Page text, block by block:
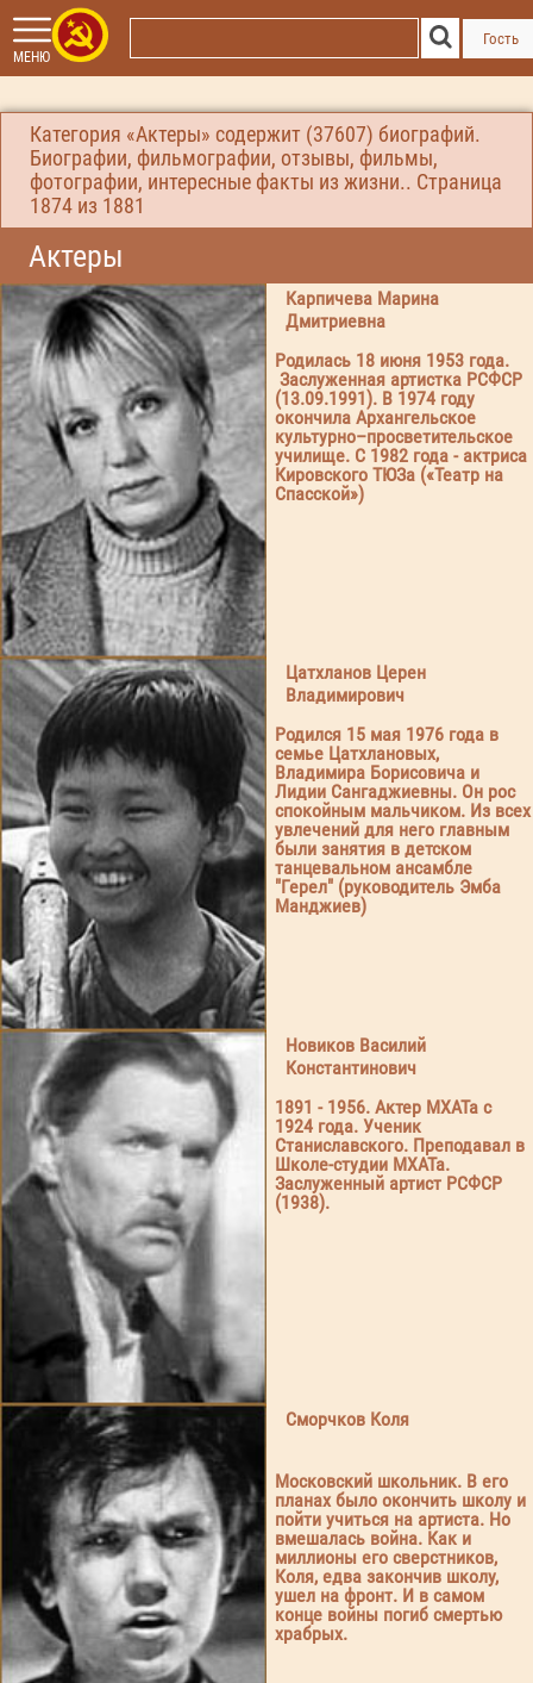
МЕНЮ
Гость
Категория «Актеры» содержит (37607) биографий.
Биографии, фильмографии, отзывы, фильмы,
фотографии, интересные факты из жизни.. Страница
1874 из 1881
Актеры
Карпичева Марина
Дмитриевна
Родилась 18 июня 1953 года.
Заслуженная артистка РСФСР
(13.09.1991). В 1974 году
окончила Архангельское
культурно–просветительское
училище. С 1982 года - актриса
Кировского ТЮЗа («Театр на
Спасской»)
Цатхланов Церен
Владимирович
Родился 15 мая 1976 года в
семье Цатхлановых,
Владимира Борисовича и
Лидии Сангаджиевны. Он рос
спокойным мальчиком. Из всех
увлечений для него главным
были занятия в детском
танцевальном ансамбле
"Герел" (руководитель Эмба
Манджиев)
Новиков Василий
Константинович
1891 - 1956. Актер МХАТа с
1924 года. Ученик
Станиславского. Преподавал в
Школе-студии МХАТа.
Заслуженный артист РСФСР
(1938).
Сморчков Коля
Московский школьник. В его
планах было окончить школу и
пойти учиться на артиста. Но
вмешалась война. Как и
миллионы его сверстников,
Коля, едва закончив школу,
ушел на фронт. И в самом
конце войны погиб смертью
храбрых.